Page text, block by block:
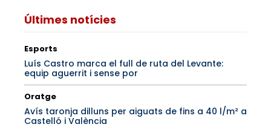
Últimes notícies
Esports
Luís Castro marca el full de ruta del Levante:
equip aguerrit i sense por
Oratge
Avís taronja dilluns per aiguats de fins a 40 l/m² a
Castelló i València